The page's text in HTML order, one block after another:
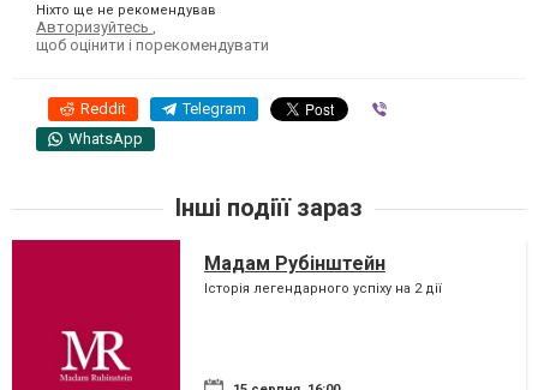
Ніхто ще не рекомендував
Авторизуйтесь
щоб оцінити і порекомендувати
Reddit Telegram
WhatsApp
Інші подіїї зараз
Мадам Рубінштейн
Історія легендарного успіху на 2 дії